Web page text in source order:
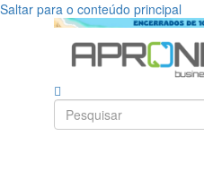
Saltar para o conteúdo principal